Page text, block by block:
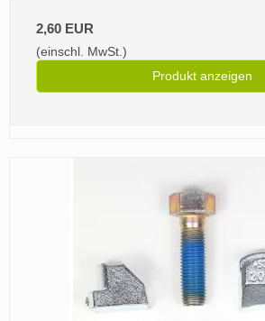
2,60 EUR
(einschl. MwSt.)
Produkt anzeigen